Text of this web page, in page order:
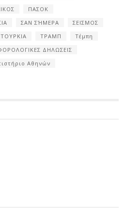
ΠΑΣΟΚ
ΣΑΝ ΣΉΜΕΡΑ
ΣΕΙΣΜΟΣ
ΤΟΥΡΚΙΑ ΤΡΑΜΠ
Τέμπη
ΔΗΛΩΣΕΙΣ
Αθηνών